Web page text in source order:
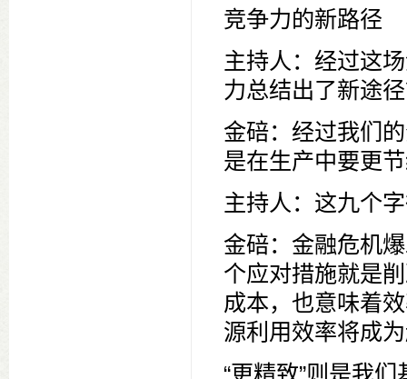
竞争力的新路径
主持人：经过这
力总结出了新途
金碚：经过我们
是在生产中要更
主持人：这九个
金碚：金融危机
个应对措施就是
成本，也意味着
源利用效率将成
“更精致”则是我